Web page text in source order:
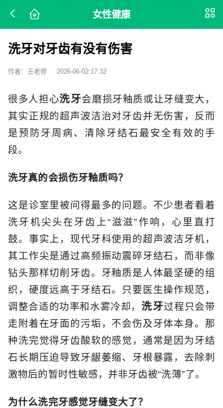
女性健康
洗牙对牙齿有没有伤害
作者：王老师 2026-06-02 17:32
很多人担心洗牙会磨损牙釉质或让牙缝变大，
其实正规的超声波洁治对牙齿并无伤害，反而
是预防牙周病、清除牙结石最安全有效的手
段。
洗牙真的会损伤牙釉质吗？
这是诊室里被问得最多的问题。不少患者看着
洗牙机尖头在牙齿上“滋滋”作响，心里直打
鼓。事实上，现代牙科使用的超声波洁牙机，
其工作尖是通过高频振动震碎牙结石，而非像
钻头那样切削牙齿。牙釉质是人体最坚硬的组
织，硬度远高于牙结石。只要医生操作规范，
调整合适的功率和水雾冷却，洗牙过程只会带
走附着在牙面的污垢，不会伤及牙体本身。那
种洗完觉得牙齿酸软的感觉，通常是因为牙结
石长期压迫导致牙龈萎缩、牙根暴露，去除刺
激物后的暂时性敏感，并非牙齿被“洗薄”了。
为什么洗完牙感觉牙缝变大了？